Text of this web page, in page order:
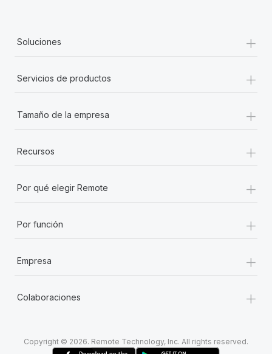
Soluciones +
Servicios de productos +
Tamaño de la empresa +
Recursos +
Por qué elegir Remote +
Por función +
Empresa +
Colaboraciones +
Copyright © 2026. Remote Technology, Inc. All rights reserved.